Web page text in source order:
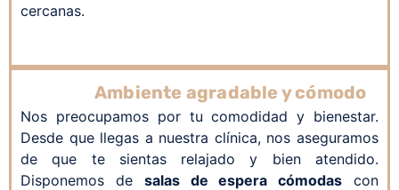
cercanas.
Ambiente agradable y cómodo
Nos preocupamos por tu comodidad y bienestar.
Desde que llegas a nuestra clínica, nos aseguramos
de que te sientas relajado y bien atendido.
Disponemos de salas de espera cómodas con